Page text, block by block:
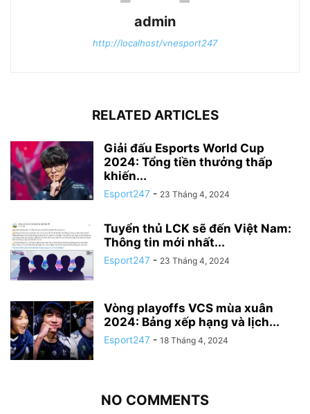
admin
http://localhost/vnesport247
RELATED ARTICLES
Giải đấu Esports World Cup
2024: Tổng tiền thưởng thấp
khiến...
Esport247 - 23 Tháng 4, 2024
Tuyển thủ LCK sẽ đến Việt Nam:
Thông tin mới nhất...
Esport247 - 23 Tháng 4, 2024
Vòng playoffs VCS mùa xuân
2024: Bảng xếp hạng và lịch...
Esport247 - 18 Tháng 4, 2024
NO COMMENTS